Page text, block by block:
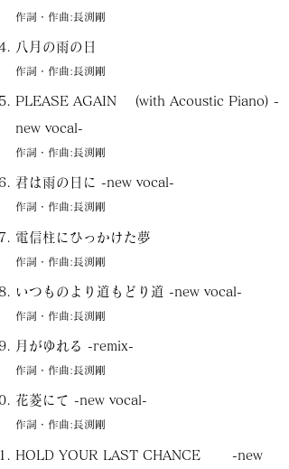
作詞・作曲:長渕剛
八月の雨の日
作詞・作曲:長渕剛
PLEASE AGAIN (with Acoustic Piano) -
new vocal-
作詞・作曲:長渕剛
君は雨の日に -new vocal-
作詞・作曲:長渕剛
電信柱にひっかけた夢
作詞・作曲:長渕剛
いつものより道もどり道 -new vocal-
作詞・作曲:長渕剛
月がゆれる -remix-
作詞・作曲:長渕剛
花菱にて -new vocal-
作詞・作曲:長渕剛
HOLD YOUR LAST CHANCE -new